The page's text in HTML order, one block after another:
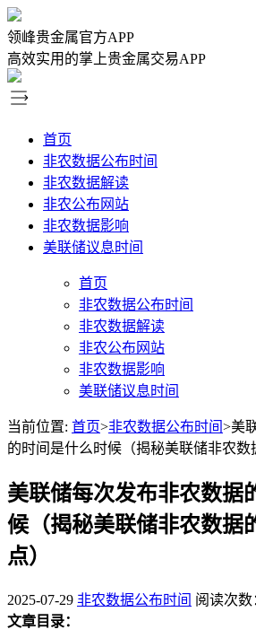
领峰贵金属官方APP
高效实用的掌上贵金属交易APP
首页
非农数据公布时间
非农数据解读
非农公布网站
非农数据影响
美联储议息时间
首页
非农数据公布时间
非农数据解读
非农公布网站
非农数据影响
美联储议息时间
当前位置: 首页>非农数据公布时间>美
的时间是什么时候（揭秘美联储非农数
美联储每次发布非农数据
候（揭秘美联储非农数据
点）
2025-07-29 非农数据公布时间 阅读次数
文章目录：